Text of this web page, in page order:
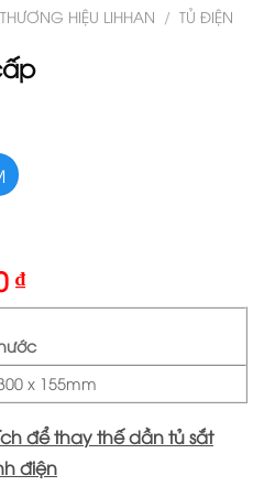
THƯƠNG HIỆU LIHHAN / TỦ ĐIỆN
₫
x 155mm
để thay thế dần tủ sắt
điện